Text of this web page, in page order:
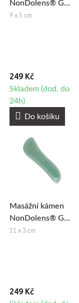
NonDolens® Gua
Sha ploutev -
9 x 5 cm
249 Kč
Skladem (dod. do
24h)
Do košíku
Masážní kámen
NonDolens® Gua
Sha ve tvaru S -
11 x 3 cm
249 Kč